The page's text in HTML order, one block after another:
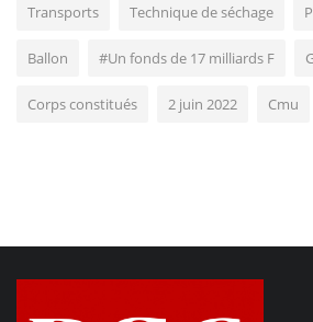
Transports Technique de séchage
Ballon #Un fonds de 17 milliards F
Corps constitués 2 juin 2022 Cmu